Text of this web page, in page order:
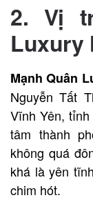
2. Vị
Luxury
Mạnh Quân
Nguyễn Tất
Vĩnh Yên,
tâm thành
không quá
khá là yên
chim hót.